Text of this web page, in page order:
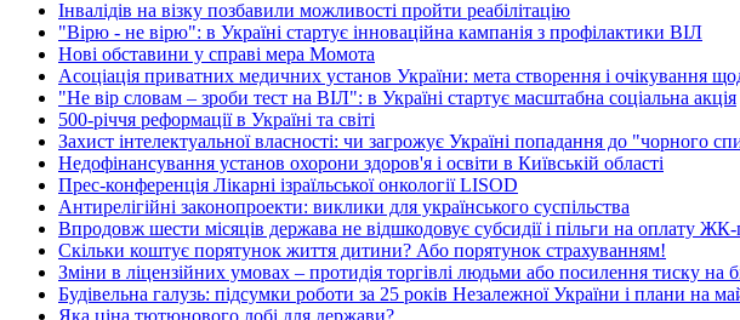
Інвалідів на візку позбавили можливості пройти реабілітацію
"Вірю - не вірю": в Україні стартує інноваційна кампанія з профілактики ВІЛ
Нові обставини у справі мера Момота
Асоціація приватних медичних установ України: мета створення і очікування
"Не вір словам – зроби тест на ВІЛ": в Україні стартує масштабна соціальна акція
500-річчя реформації в Україні та світі
Захист інтелектуальної власності: чи загрожує Україні попадання до "чорного
Недофінансування установ охорони здоров'я і освіти в Київській області
Прес-конференція Лікарні ізраїльської онкології LISOD
Антирелігійні законопроекти: виклики для українського суспільства
Впродовж шести місяців держава не відшкодовує субсидії і пільги на оплату
Скільки коштує порятунок життя дитини? Або порятунок страхуванням!
Зміни в ліцензійних умовах – протидія торгівлі людьми або посилення тиску на
Будівельна галузь: підсумки роботи за 25 років Незалежної України і плани на
Яка ціна тютюнового лобі для держави?